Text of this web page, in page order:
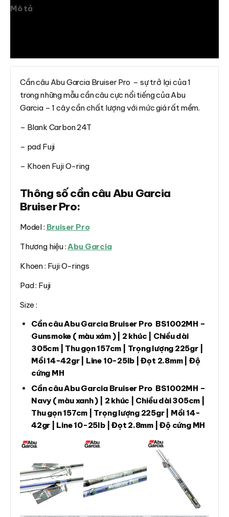
Mô tả
Cần câu Abu Garcia Bruiser Pro – sự trở lại của 1
trong những mẫu cần câu cực nổi tiếng của Abu
Garcia – 1 cây cần chất lượng với mức giá rất mềm.
– Blank Carbon 24T
– pad Fuji
– Khoen Fuji O-ring
Thông số cần câu Abu Garcia
Bruiser Pro:
Model : Bruiser Pro
Thương hiệu :Abu Garcia
Khoen : Fuji O-rings
Pad : Fuji
Size :
Cần câu Abu Garcia Bruiser Pro BS1002MH –
Gunsmoke ( màu xám ) | 2 khúc | Chiều dài
305cm | Thu gọn 157cm | Trọng lượng 225gr |
Mồi 14-42gr | Line 10-25lb | Đọt 2.8mm | Độ
cứng MH
Cần câu Abu Garcia Bruiser Pro BS1002MH –
Navy ( màu xanh ) | 2 khúc | Chiều dài 305cm |
Thu gọn 157cm | Trọng lượng 225gr | Mồi 14-
42gr | Line 10-25lb | Đọt 2.8mm | Độ cứng MH